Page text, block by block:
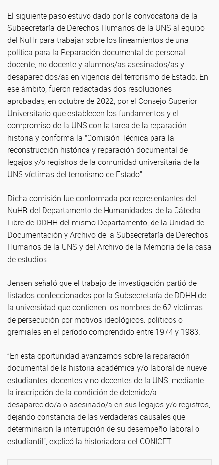
El siguiente paso estuvo dado por la convocatoria de la
Subsecretaría de Derechos Humanos de la UNS al equipo
del NuHr para trabajar sobre los lineamientos de una
política para la Reparación documental de personal
docente, no docente y alumnos/as asesinados/as y
desaparecidos/as en vigencia del terrorismo de Estado. En
ese ámbito, fueron redactadas dos resoluciones
aprobadas, en octubre de 2022, por el Consejo Superior
Universitario que establecen los fundamentos y el
compromiso de la UNS con la tarea de la reparación
historia y conforma la “Comisión Técnica para la
reconstrucción histórica y reparación documental de
legajos y/o registros de la comunidad universitaria de la
UNS víctimas del terrorismo de Estado”.
Dicha comisión fue conformada por representantes del
NuHR del Departamento de Humanidades, de la Cátedra
Libre de DDHH del mismo Departamento, de la Unidad de
Documentación y Archivo de la Subsecretaría de Derechos
Humanos de la UNS y del Archivo de la Memoria de la casa
de estudios.
Jensen señaló que el trabajo de investigación partió de
listados confeccionados por la Subsecretaría de DDHH de
la universidad que contienen los nombres de 62 víctimas
de persecución por motivos ideológicos, políticos o
gremiales en el período comprendido entre 1974 y 1983.
“En esta oportunidad avanzamos sobre la reparación
documental de la historia académica y/o laboral de nueve
estudiantes, docentes y no docentes de la UNS, mediante
la inscripción de la condición de detenido/a-
desaparecido/a o asesinado/a en sus legajos y/o registros,
dejando constancia de las verdaderas causales que
determinaron la interrupción de su desempeño laboral o
estudiantil”, explicó la historiadora del CONICET.